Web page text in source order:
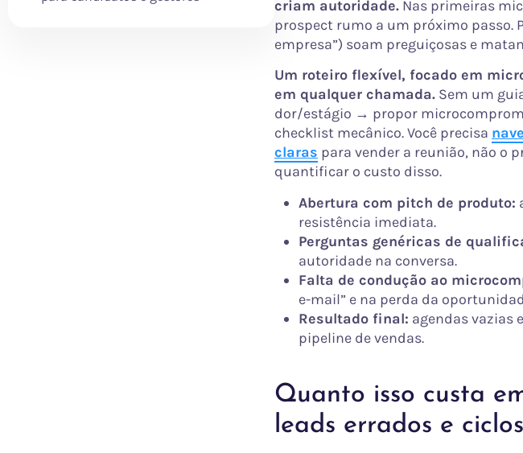
criam autoridade. Nas primeiras
prospect rumo a um próximo passo.
empresa”) soam preguiçosas e
Um roteiro flexível, focado em
em qualquer chamada. Sem um
dor/estágio → propor
checklist mecânico. Você precisa
claras para vender a reunião, não o
quantificar o custo disso.
Abertura com pitch de produto:
resistência imediata.
Perguntas genéricas de
autoridade na conversa.
Falta de condução ao
e-mail” e na perda da
Resultado final: agendas vazias
pipeline de vendas.
Quanto isso custa
leads errados e